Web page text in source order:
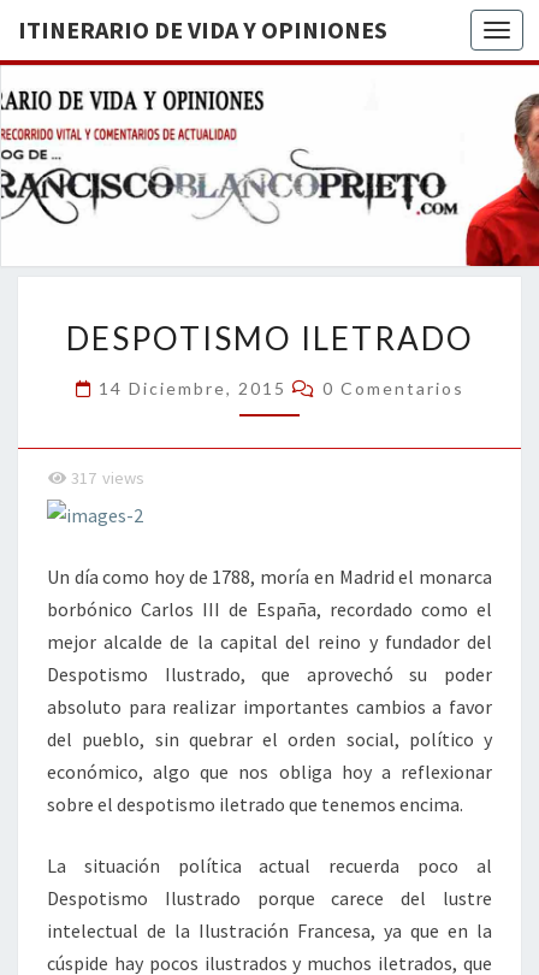
ITINERARIO DE VIDA Y OPINIONES
DE
BREVE
RECORRIDO
VITAL Y
ACTUALIDAD
ILETRADO
DESPOTISMO ILETRADO
14 Diciembre, 2015 Comentarios
0 Comentarios
317 views
Un día como hoy de 1788, moría en Madrid el monarca
borbónico Carlos III de España, recordado como el
mejor alcalde de la capital del reino y fundador del
Despotismo Ilustrado, que aprovechó su poder
absoluto para realizar importantes cambios a favor
del pueblo, sin quebrar el orden social, político y
económico, algo que nos obliga hoy a reflexionar
sobre el despotismo iletrado que tenemos encima.
La situación política actual recuerda poco al
Despotismo Ilustrado porque carece del lustre
intelectual de la Ilustración Francesa, ya que en la
cúspide hay pocos ilustrados y muchos iletrados, que